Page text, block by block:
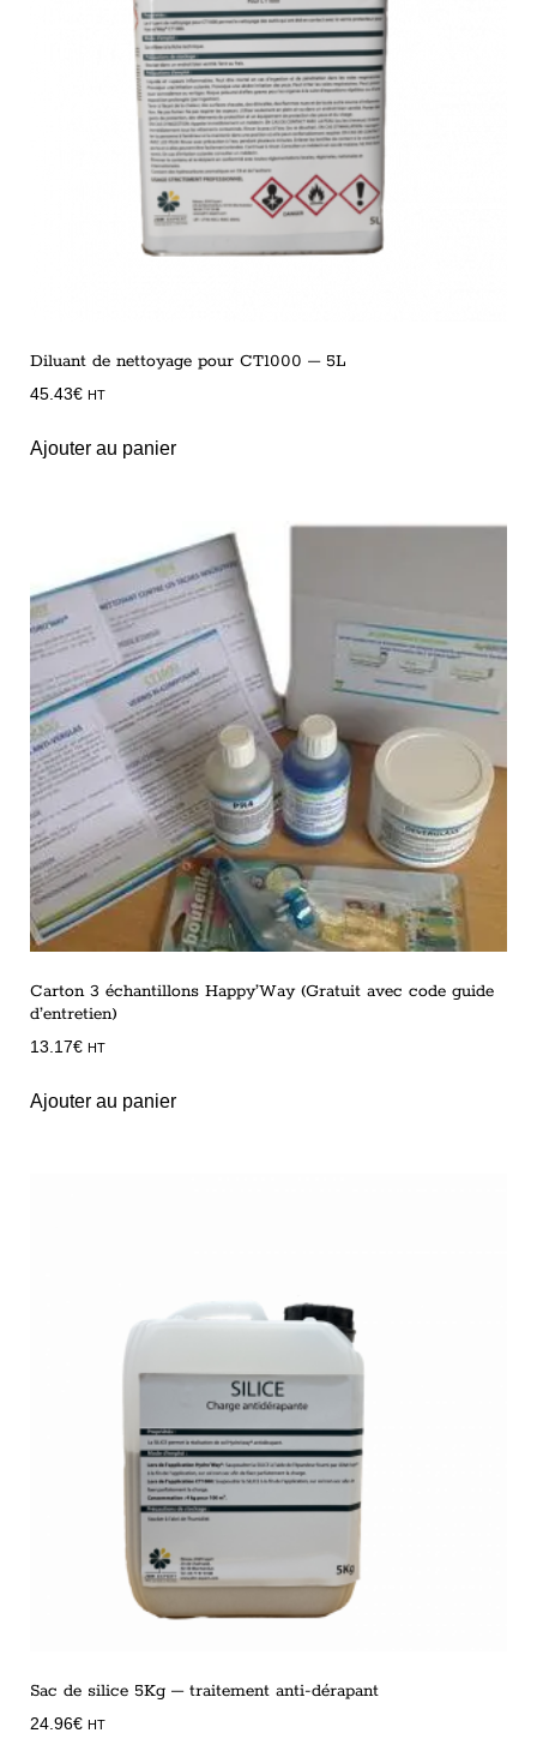
Diluant de nettoyage pour CT1000 – 5L
45.43€ HT
Ajouter au panier
Carton 3 échantillons Happy’Way (Gratuit avec code guide
d’entretien)
13.17€ HT
Ajouter au panier
Sac de silice 5Kg – traitement anti-dérapant
24.96€ HT